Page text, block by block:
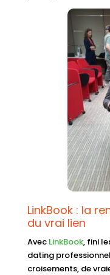
LinkBook : la
du vrai lien
Avec LinkBook, fini
dating professionnel
croisements, de